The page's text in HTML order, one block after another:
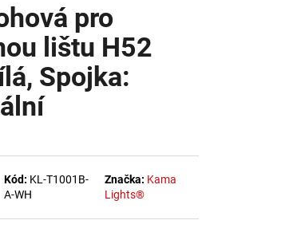
pro
lištu H52
Spojka:
Kód: KL-T1001B-
A-WH
Značka: Kama
Lights®